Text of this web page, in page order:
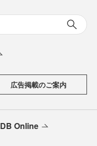
広告掲載のご案内
DB Online